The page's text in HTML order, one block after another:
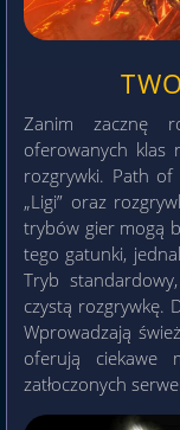
Zanim zacznę
oferowanych klas
rozgrywki. Path of
„Ligi” oraz
trybów gier mogą
tego gatunki,
Tryb
czystą rozgrywkę.
Wprowadzają
oferują ciekawe
zatłoczonych